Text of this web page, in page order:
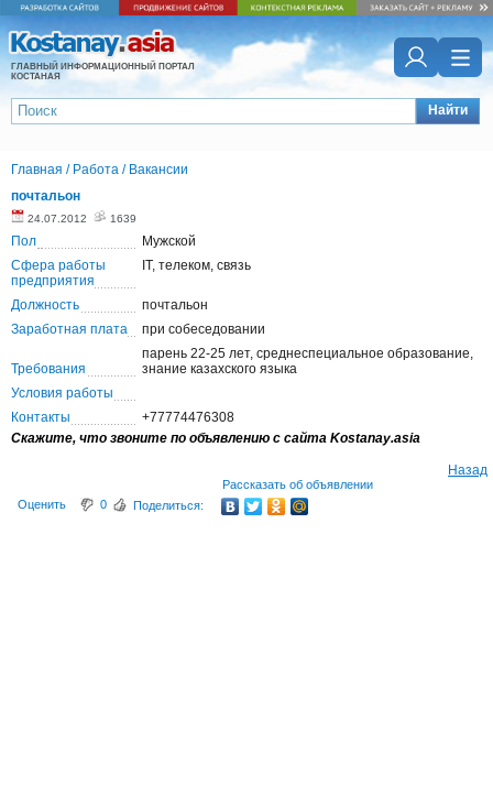
ГЛАВНЫЙ ИНФОРМАЦИОННЫЙ ПОРТАЛ
КОСТАНАЯ
Найти
Главная / Работа / Вакансии
почтальон
24.07.2012 1639
Пол
Мужской
Сфера работы
предприятия
IT, телеком, связь
Должность
почтальон
Заработная плата
при собеседовании
Требования
парень 22-25 лет, среднеспециальное образование,
знание казахского языка
Условия работы
Контакты
+77774476308
Скажите, что звоните по объявлению с сайта Kostanay.asia
Назад
Рассказать об объявлении
Оценить
0 Поделиться: